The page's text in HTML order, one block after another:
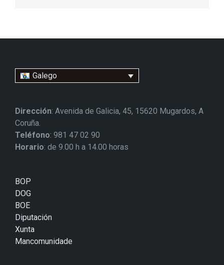
Galego
Dirección: Avenida de Galicia, 45, 15620 Mugardos, A
Coruña.
Teléfono: 981 47 02 90
Horario: de 9.00 h a 14.00 horas
BOP
DOG
BOE
Diputación
Xunta
Mancomunidade